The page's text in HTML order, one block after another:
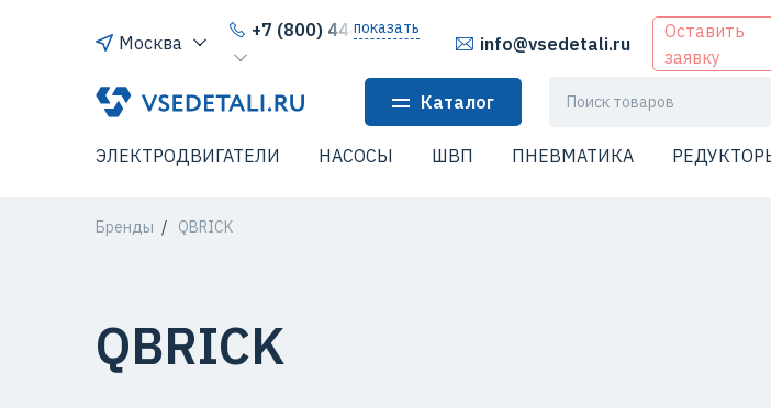
Москва
+7 (800) 444-64-80
показать
info@vsedetali.ru
Оставить
заявку
Каталог
ЭЛЕКТРОДВИГАТЕЛИ НАСОСЫ ШВП ПНЕВМАТИКА
Бренды QBRICK
QBRICK